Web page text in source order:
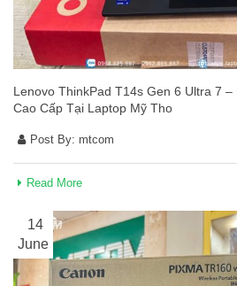
Lenovo ThinkPad T14s Gen 6 Ultra 7 –
Cao Cấp Tại Laptop Mỹ Tho
Post By: mtcom
Read More
14
June